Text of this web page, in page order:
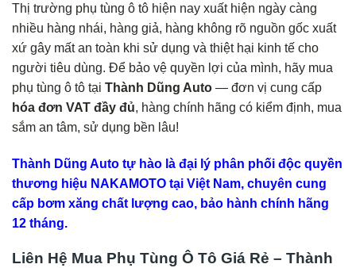
Thị trường phụ tùng ô tô hiện nay xuất hiện ngày càng
nhiều hàng nhái, hàng giả, hàng không rõ nguồn gốc xuất
xứ gây mất an toàn khi sử dụng và thiệt hại kinh tế cho
người tiêu dùng. Để bảo vệ quyền lợi của mình, hãy mua
phụ tùng ô tô tại Thành Dũng Auto — đơn vị cung cấp
hóa đơn VAT đầy đủ, hàng chính hãng có kiểm định, mua
sắm an tâm, sử dụng bền lâu!
Thành Dũng Auto tự hào là đại lý phân phối độc quyền
thương hiệu NAKAMOTO tại Việt Nam, chuyên cung
cấp bơm xăng chất lượng cao, bảo hành chính hãng
12 tháng.
Liên Hệ Mua Phụ Tùng Ô Tô Giá Rẻ – Thành